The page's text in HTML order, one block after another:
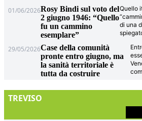
01/06/2026Rosy Bindi sul voto del
2 giugno 1946: “Quello
fu un cammino
esemplare”
Quello
di una
29/05/2026Case della comunità
pronte entro giugno, ma
la sanità territoriale è
tutta da costruire
TREVISO